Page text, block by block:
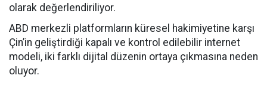
olarak değerlendiriliyor.
ABD merkezli platformların küresel hakimiyetine karşı
Çin’in geliştirdiği kapalı ve kontrol edilebilir internet
modeli, iki farklı dijital düzenin ortaya çıkmasına neden
oluyor.